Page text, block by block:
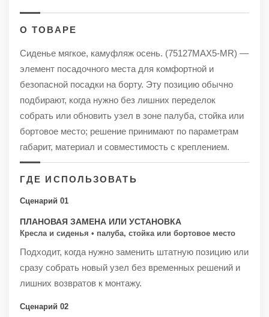
О ТОВАРЕ
Сиденье мягкое, камуфляж осень. (75127MAX5-MR) —
элемент посадочного места для комфортной и
безопасной посадки на борту. Эту позицию обычно
подбирают, когда нужно без лишних переделок
собрать или обновить узел в зоне палуба, стойка или
бортовое место; решение принимают по параметрам
габарит, материал и совместимость с креплением.
ГДЕ ИСПОЛЬЗОВАТЬ
Сценарий 01
ПЛАНОВАЯ ЗАМЕНА ИЛИ УСТАНОВКА
Кресла и сиденья • палуба, стойка или бортовое место
Подходит, когда нужно заменить штатную позицию или
сразу собрать новый узел без временных решений и
лишних возвратов к монтажу.
Сценарий 02